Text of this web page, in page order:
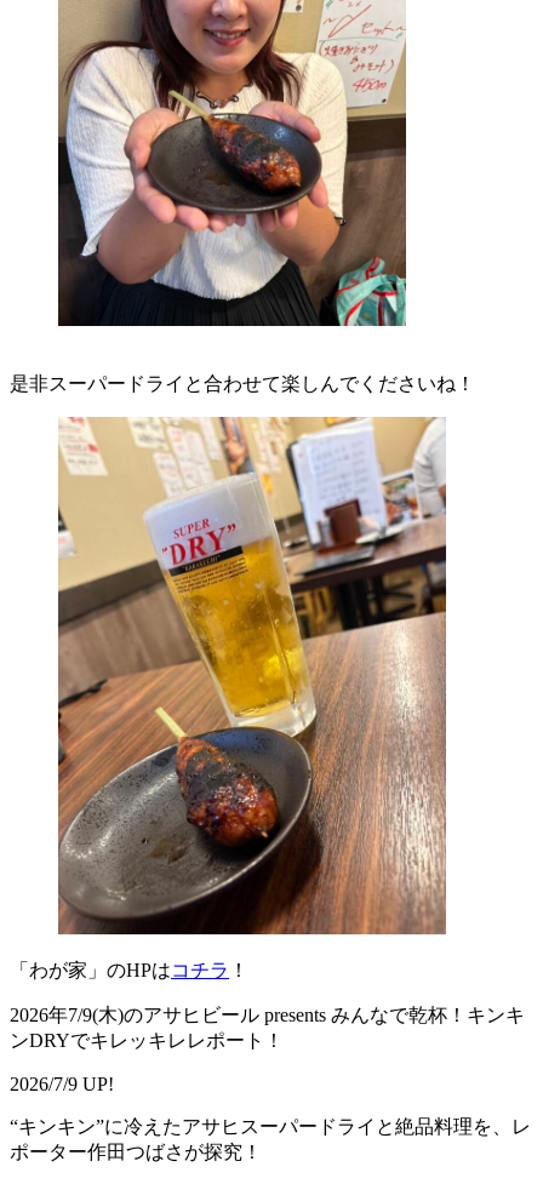
是非スーパードライと合わせて楽しんでくださいね！
「わが家」のHPはコチラ ！
2026年7/9(木)のアサヒビール presents みんなで乾杯！キンキ
ンDRYでキレッキレレポート！
2026/7/9 UP!
“キンキン”に冷えたアサヒスーパードライと絶品料理を、レ
ポーター作田つばさが探究！